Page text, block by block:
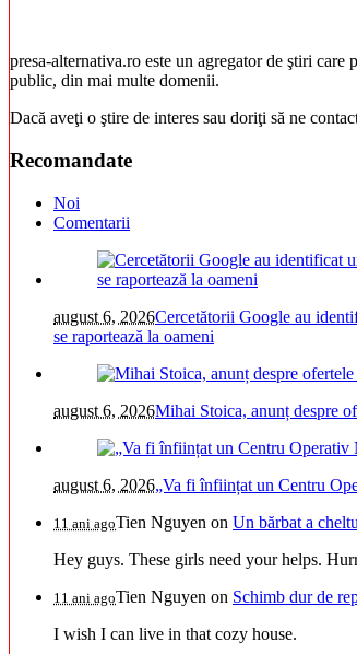
presa-alternativa.ro este un agregator de ştiri
public, din mai multe domenii.
Dacă aveţi o ştire de interes sau doriţi să ne
Recomandate
Noi
Comentarii
august 6, 2026Cercetătorii Google au
se raportează la oameni
august 6, 2026Mihai Stoica, anunț despre
august 6, 2026„Va fi înființat un Centru
11 ani agoTien Nguyen on Un bărbat a
Hey guys. These girls need your helps.
11 ani agoTien Nguyen on Schimb dur de
I wish I can live in that cozy house.